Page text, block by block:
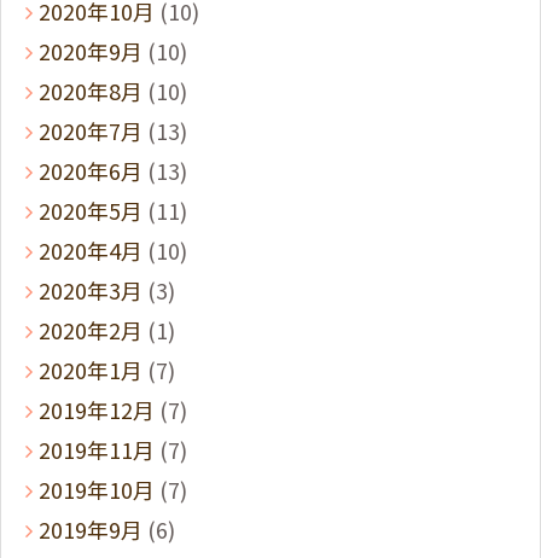
2020年10月 (10)
2020年9月 (10)
2020年8月 (10)
2020年7月 (13)
2020年6月 (13)
2020年5月 (11)
2020年4月 (10)
2020年3月 (3)
2020年2月 (1)
2020年1月 (7)
2019年12月 (7)
2019年11月 (7)
2019年10月 (7)
2019年9月 (6)